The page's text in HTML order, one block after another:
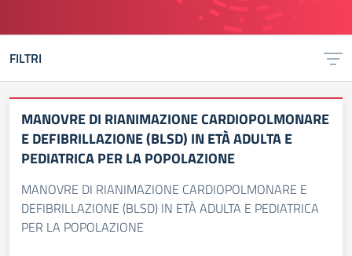
FILTRI
MANOVRE DI RIANIMAZIONE CARDIOPOLMONARE
E DEFIBRILLAZIONE (BLSD) IN ETÀ ADULTA E
PEDIATRICA PER LA POPOLAZIONE
MANOVRE DI RIANIMAZIONE CARDIOPOLMONARE E
DEFIBRILLAZIONE (BLSD) IN ETÀ ADULTA E PEDIATRICA
PER LA POPOLAZIONE